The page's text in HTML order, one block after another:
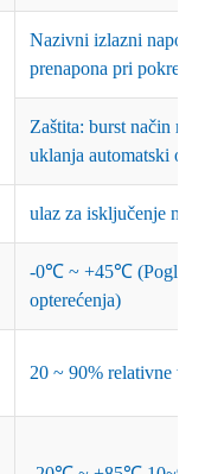
Nazivni izlazni napon
prenapona pri
Zaštita: burst način
uklanja automatski
ulaz za isključenje
-0℃ ~ +45℃
opterećenja)
20 ~ 90% relativne